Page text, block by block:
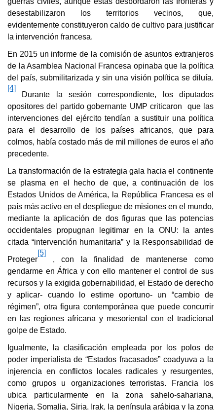
desestabilizaron los territorios vecinos, que,
evidentemente constituyeron caldo de cultivo para justificar
la intervención francesa.
En 2015 un informe de la comisión de asuntos extranjeros
de la Asamblea Nacional Francesa opinaba que la política
del país, submilitarizada y sin una visión política se diluía.
[4]
Durante la sesión correspondiente, los diputados
opositores del partido gobernante UMP criticaron que las
intervenciones del ejército tendían a sustituir una política
para el desarrollo de los países africanos, que para
colmos, había costado más de mil millones de euros el año
precedente.
La transformación de la estrategia gala hacia el continente
se plasma en el hecho de que, a continuación de los
Estados Unidos de América, la República Francesa es el
país más activo en el despliegue de misiones en el mundo,
mediante la aplicación de dos figuras que las potencias
occidentales propugnan legitimar en la ONU: la antes
citada “intervención humanitaria” y la Responsabilidad de
Proteger
[5]
, con la finalidad de mantenerse como
gendarme en África y con ello mantener el control de sus
recursos y la exigida gobernabilidad, el Estado de derecho
y aplicar- cuando lo estime oportuno- un “cambio de
régimen”, otra figura contemporánea que puede concurrir
en las regiones africana y mesoriental con el tradicional
golpe de Estado.
Igualmente, la clasificación empleada por los polos de
poder imperialista de “Estados fracasados” coadyuva a la
injerencia en conflictos locales radicales y resurgentes,
como grupos u organizaciones terroristas. Francia los
ubica particularmente en la zona sahelo-sahariana,
Nigeria, Somalia, Siria, Irak, la península arábiga y la zona